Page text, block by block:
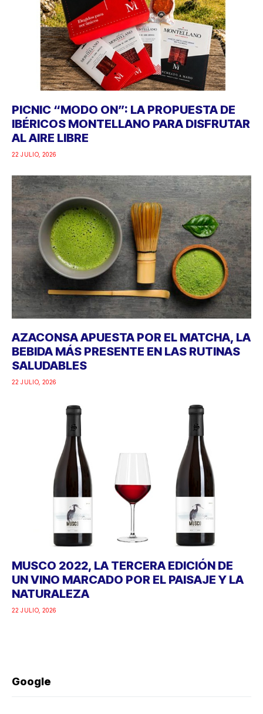
PICNIC “MODO ON”: LA PROPUESTA DE
IBÉRICOS MONTELLANO PARA DISFRUTAR
AL AIRE LIBRE
22 JULIO, 2026
AZACONSA APUESTA POR EL MATCHA, LA
BEBIDA MÁS PRESENTE EN LAS RUTINAS
SALUDABLES
22 JULIO, 2026
MUSCO 2022, LA TERCERA EDICIÓN DE
UN VINO MARCADO POR EL PAISAJE Y LA
NATURALEZA
22 JULIO, 2026
Google